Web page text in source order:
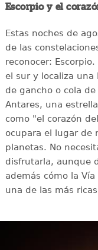
Escorpio y el
Estas noches de
de las
reconocer:
el sur y localiza una
de gancho o cola
Antares, una
como "el corazón
ocupara el lugar de
planetas. No
disfrutarla, aunque
además cómo la
una de las más